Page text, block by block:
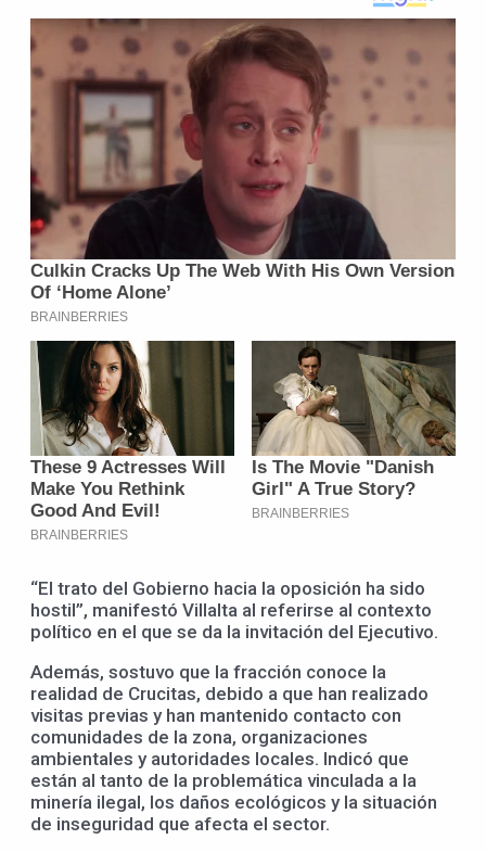
“El trato del Gobierno hacia la oposición ha sido
hostil”, manifestó Villalta al referirse al contexto
político en el que se da la invitación del Ejecutivo.
Además, sostuvo que la fracción conoce la
realidad de Crucitas, debido a que han realizado
visitas previas y han mantenido contacto con
comunidades de la zona, organizaciones
ambientales y autoridades locales. Indicó que
están al tanto de la problemática vinculada a la
minería ilegal, los daños ecológicos y la situación
de inseguridad que afecta el sector.